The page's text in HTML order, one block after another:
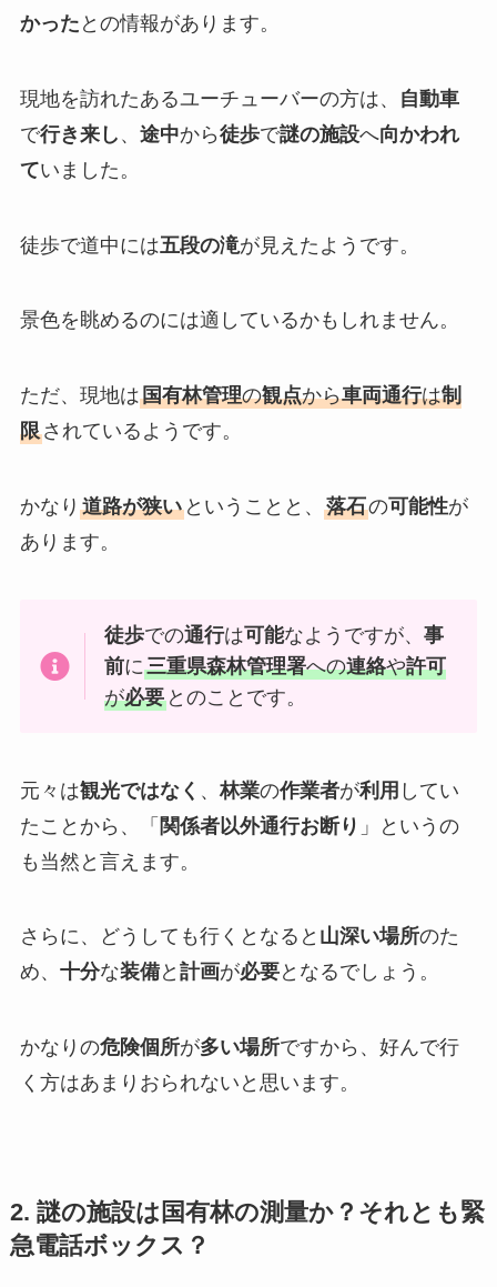
かった との情報があります。
現地を訪れたあるユーチューバーの方は、
自動車
で行き来し 、 途中から徒歩で謎の施設へ向かわれ
ていました。
徒歩で道中には五段の滝が見えたようです。
景色を眺めるのには適しているかもしれません。
ただ、現地は国有林管理の観点から車両通行は制
限されているようです。
かなり 道路が狭いということと、 落石の可能性が
あります。
徒歩での通行は可能なようですが、事
前に三重県森林管理署への連絡や許可
が必要 とのことです。
元々は観光ではなく 、林業の作業者が利用 してい
たことから、「 関係者以外通行お断り 」というの
も当然と言えます。
さらに、どうしても行くとなると 山深い場所のた
め、 十分な装備と 計画が必要となるでしょう。
かなりの危険個所が多い場所ですから、好んで行
く方はあまりおられないと思います。
2. 謎の施設は国有林の測量か？それとも緊
急電話ボックス？